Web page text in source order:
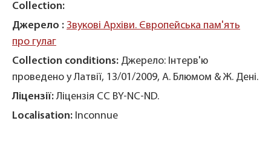
Collection:
Джерело : Звукові Архіви. Європейська пам'ять
про гулаг
Collection conditions: Джерело: Інтерв'ю
проведено у Латвії, 13/01/2009, А. Блюмом & Ж. Дені.
Ліцензії: Ліцензія CC BY-NC-ND.
Localisation: Inconnue